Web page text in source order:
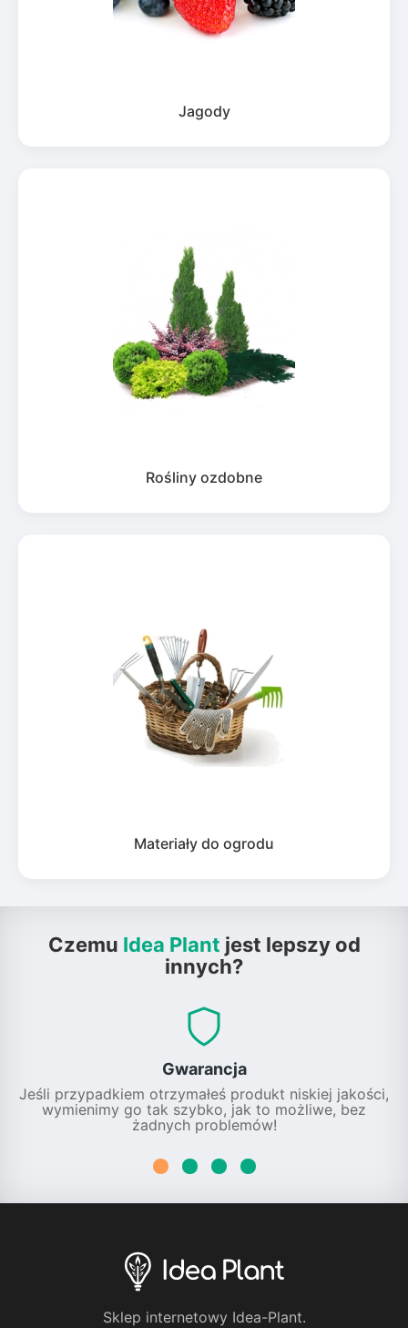
Jagody
Rośliny ozdobne
Materiały do ogrodu
Czemu Idea Plant jest lepszy od
innych?
Gwarancja
Jeśli przypadkiem otrzymałeś produkt niskiej jakości,
wymienimy go tak szybko, jak to możliwe, bez
żadnych problemów!
Sklep internetowy Idea-Plant.